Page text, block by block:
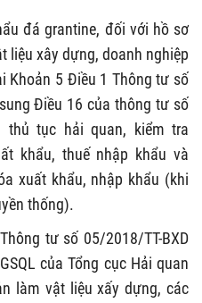
đá grantine, đối với hồ sơ
liệu xây dựng, doanh nghiệp
Khoản 5 Điều 1 Thông tư số
Điều 16 của thông tư số
thủ tục hải quan, kiểm tra
khẩu, thuế nhập khẩu và
xuất khẩu, nhập khẩu (khi
thống).
tư số 05/2018/TT-BXD
của Tổng cục Hải quan
làm vật liệu xấy dựng, các